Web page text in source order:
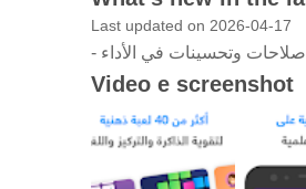
Ti fornisce un
principali aree cognitive.
Last updated on 2026-04-17
Video e screenshot